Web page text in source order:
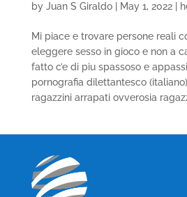
by Juan S Giraldo| May 1, 2022|
Mi piace e trovare persone reali
eleggere sesso in gioco e non a
fatto c’e di piu spassoso e
pornografia dilettantesco
ragazzini arrapati ovverosia